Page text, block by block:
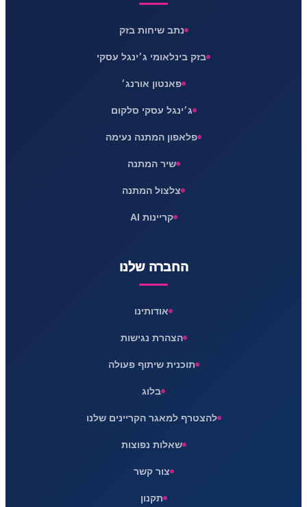
נתב שיחות בזק
בזק בינלאומי ג׳ינגל עסקי
פאנטון אורנג׳
ג׳ינגל עסקי סלקום
פלאפון המתנה נעימה
שיר המתנה
צלצול המתנה
קריינות AI
החברה שלנו
אודותינו
הצהרת נגישות
תוכנית שיתוף פעולה
בלוג
להצטרף למאגר הקריינים שלנו
שאלות נפוצות
צור קשר
תקנון